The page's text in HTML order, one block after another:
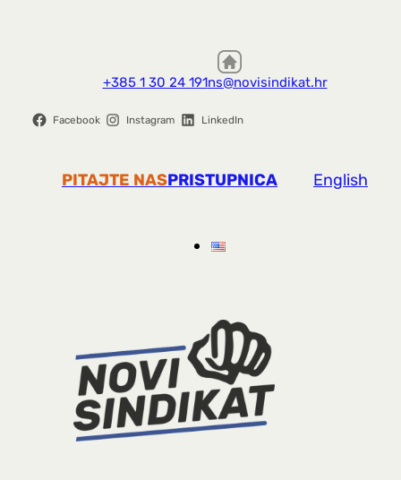
+385 1 30 24 191ns@novisindikat.hr
Facebook Instagram LinkedIn
PITAJTE NASPRISTUPNICA English